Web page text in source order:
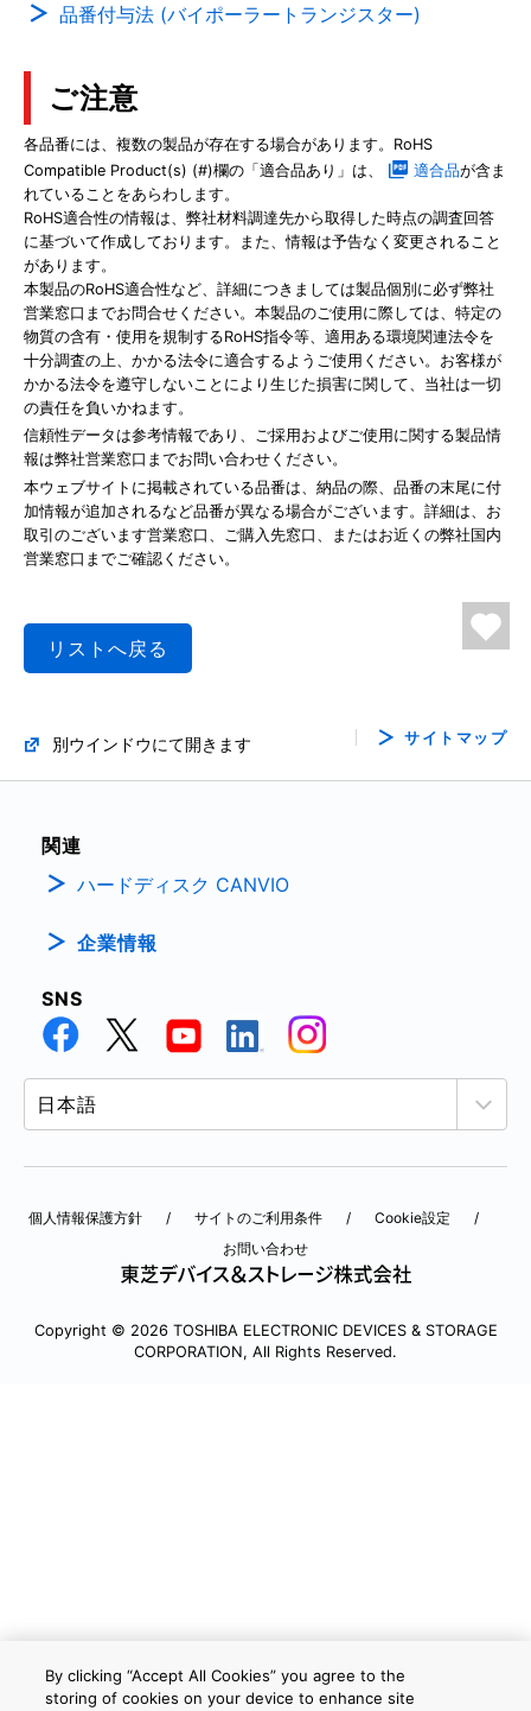
品番付与法 (バイポーラートランジスター)
ご注意
各品番には、複数の製品が存在する場合があります。RoHS
Compatible Product(s) (#)欄の「適合品あり」は、
適合品が含ま
れていることをあらわします。
RoHS適合性の情報は、弊社材料調達先から取得した時点の調査回答
に基づいて作成しております。また、情報は予告なく変更されること
があります。
本製品のRoHS適合性など、詳細につきましては製品個別に必ず弊社
営業窓口までお問合せください。本製品のご使用に際しては、特定の
物質の含有・使用を規制するRoHS指令等、適用ある環境関連法令を
十分調査の上、かかる法令に適合するようご使用ください。お客様が
かかる法令を遵守しないことにより生じた損害に関して、当社は一切
の責任を負いかねます。
信頼性データは参考情報であり、ご採用およびご使用に関する製品情
報は弊社営業窓口までお問い合わせください。
本ウェブサイトに掲載されている品番は、納品の際、品番の末尾に付
加情報が追加されるなど品番が異なる場合がございます。詳細は、お
取引のございます営業窓口、ご購入先窓口、またはお近くの弊社国内
営業窓口までご確認ください。
リストへ戻る
別ウインドウにて開きます サイトマップ
関連
ハードディスク CANVIO
企業情報
SNS
個人情報保護方針 サイトのご利用条件
Cookie設定
お問い合わせ
Copyright © 2026 TOSHIBA ELECTRONIC DEVICES & STORAGE
CORPORATION, All Rights Reserved.
By clicking “Accept All Cookies” you agree to the
storing of cookies on your device to enhance site